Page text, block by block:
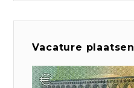
Vacature plaatsen